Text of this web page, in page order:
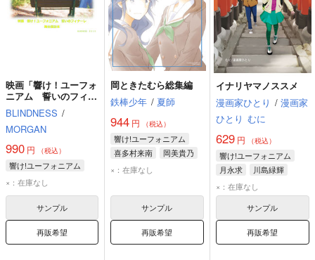
映画「響け！ユーフォ
ニアム 誓いのフィナ
ーレ」舞台探訪本
BLINDNESS /
MORGAN
990 円 （税込）
響け!ユーフォニアム
×：在庫なし
サンプル
再販希望
岡ときたむら総集編
鉄棒少年 / 夏師
944 円 （税込）
響け!ユーフォニアム
喜多村来南
岡美貴乃
×：在庫なし
サンプル
再販希望
イナリヤマノススメ
漫画家ひとり / 漫画家
ひとり むに
629円 （税込）
響け!ユーフォニアム
月永求
川島緑輝
×：在庫なし
サンプル
再販希望